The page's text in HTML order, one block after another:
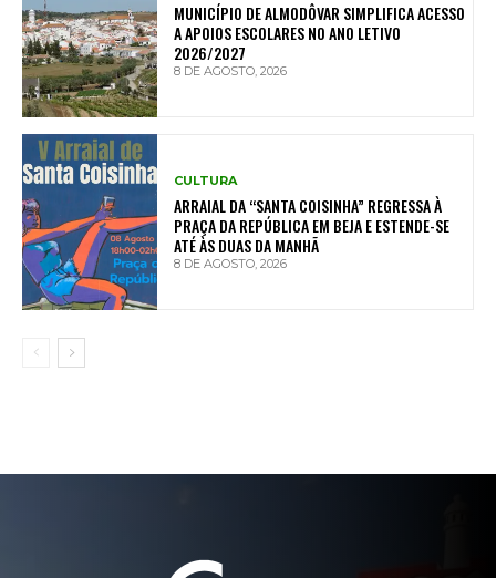
MUNICÍPIO DE ALMODÔVAR SIMPLIFICA ACESSO
A APOIOS ESCOLARES NO ANO LETIVO
2026/2027
8 DE AGOSTO, 2026
CULTURA
ARRAIAL DA “SANTA COISINHA” REGRESSA À
PRAÇA DA REPÚBLICA EM BEJA E ESTENDE-SE
ATÉ ÀS DUAS DA MANHÃ
8 DE AGOSTO, 2026